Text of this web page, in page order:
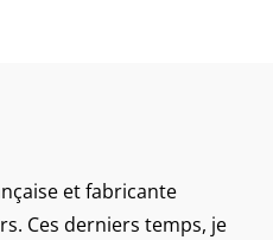
et fabricante
Ces derniers temps, je